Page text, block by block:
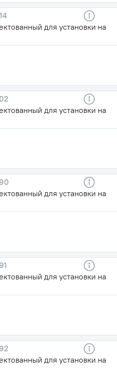
для установки на
для установки на
для установки на
для установки на
для установки на